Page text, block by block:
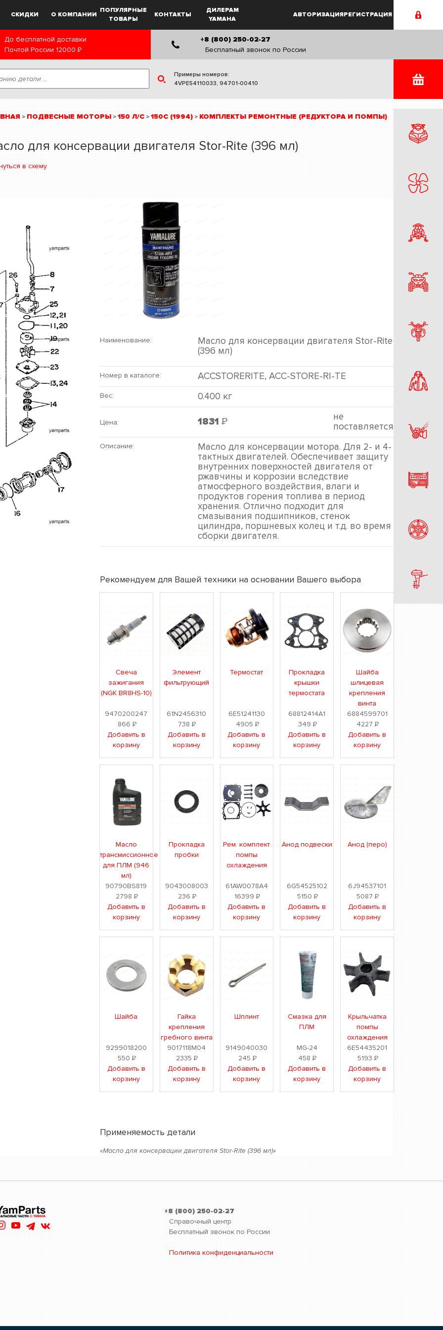
СКИДКИ О КОМПАНИИ
ПОПУЛЯРНЫЕ
ТОВАРЫ
КОНТАКТЫ
ДИЛЕРАМ
YAMAHA
АВТОРИЗАЦИЯРЕГИСТРАЦИЯ
До бесплатной доставки
Почтой России 12000 Р
+8 (800) 250-02-27
Бесплатный звонок по России
Примеры номеров:
4VPE54110033, 94701-00410
> ПОДВЕСНЫЕ МОТОРЫ > 150 Л/С > 150C (1994) > КОМПЛЕКТЫ РЕМОНТНЫЕ (РЕДУКТОРА И ПОМПЫ)
для консервации двигателя Stor-Rite (396 мл)
в схему
Наименование:
Масло для консервации двигателя Stor-Rite
(396 мл)
Номер в каталоге: ACCSTORERITE, ACC-STORE-RI-TE
Вес: 0.400 кг
Цена: 1831 Р
не
поставляется
Описание:
Масло для консервации мотора. Для 2- и 4-
тактных двигателей. Обеспечивает защиту
внутренних поверхностей двигателя от
ржавчины и коррозии вследствие
атмосферного воздействия, влаги и
продуктов горения топлива в период
хранения. Отлично подходит для
смазывания подшипников, стенок
цилиндра, поршневых колец и т.д. во время
сборки двигателя.
Рекомендуем для Вашей техники на основании Вашего выбора
Свеча
зажигания
(NGK BR8HS-10)
9470200247
866 Р
Добавить в
корзину
Элемент
фильтрующий
61N2456310
738Р
Добавить в
корзину
Термостат
6E51241130
4905 Р
Добавить в
корзину
Прокладка
крышки
термостата
68812414A1
349 Р
Добавить в
корзину
Шайба
шлицевая
крепления
винта
6884599701
4227Р
Добавить в
корзину
Масло
трансмиссионное
для ПЛМ (946
мл)
90790BS819
2798Р
Добавить в
корзину
Прокладка
пробки
9043008003
236 Р
Добавить в
корзину
Рем. комплект
помпы
охлаждения
61AW0078A4
16399Р
Добавить в
корзину
Анод подвески
6G54525102
5150 Р
Добавить в
корзину
Анод (перо)
6J94537101
5087Р
Добавить в
корзину
Шайба
9299018200
550Р
Добавить в
корзину
Гайка
крепления
гребного винта
9017118M04
2335Р
Добавить в
корзину
Шплинт
9149040030
245 Р
Добавить в
корзину
Смазка для
ПЛМ
MG-24
458Р
Добавить в
корзину
Крыльчатка
помпы
охлаждения
6E54435201
5193 Р
Добавить в
корзину
Применяемость детали
«Масло для консервации двигателя Stor-Rite (396 мл)»
+8 (800) 250-02-27
Справочный центр
Бесплатный звонок по России
Политика конфиденциальности